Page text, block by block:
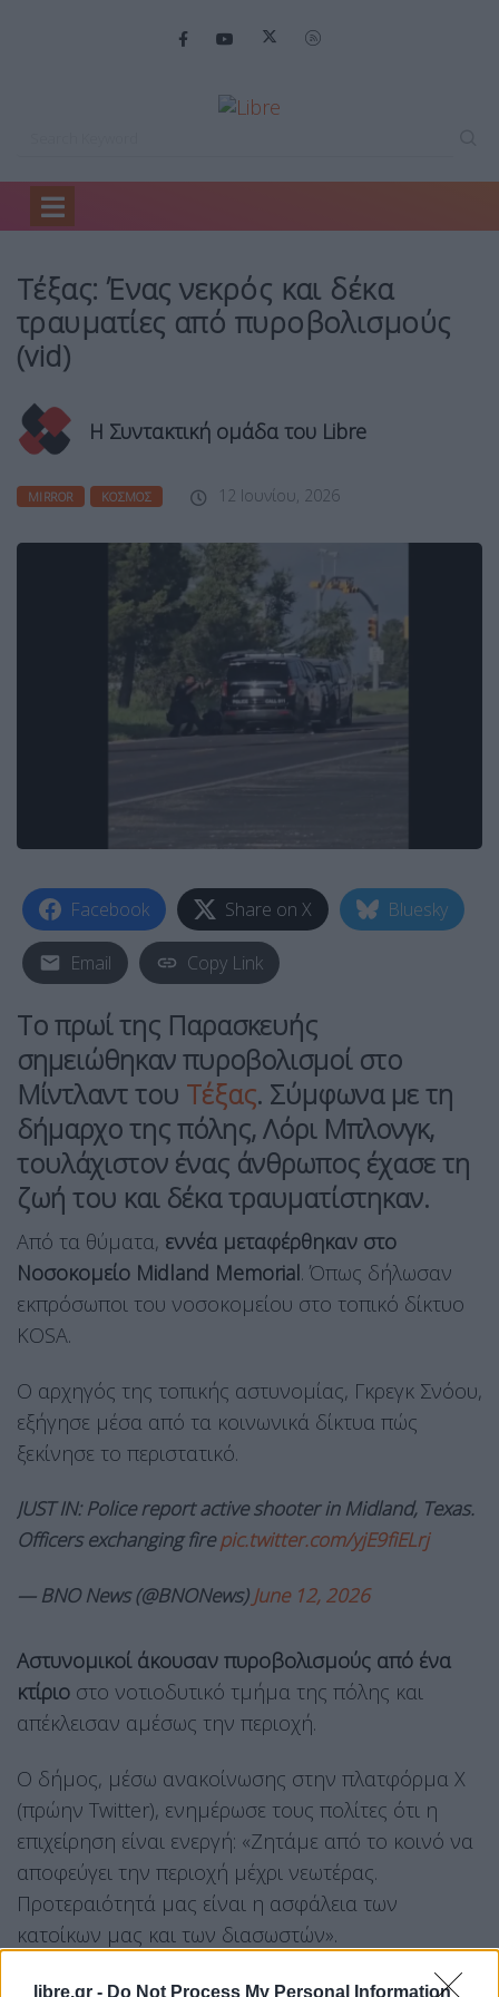
libre.gr - Do Not Process My Personal Information
Home
Τέξας: Ένας νεκρός και δέκα
τραυματίες από πυροβολισμούς
(vid)
Η Συντακτική ομάδα του Libre
MIRROR ΚΌΣΜΟΣ 12 Ιουνίου, 2026
Facebook Share on X Bluesky
Email Copy Link
Το πρωί της Παρασκευής
σημειώθηκαν πυροβολισμοί στο
Μίντλαντ του Τέξας. Σύμφωνα με τη
δήμαρχο της πόλης, Λόρι Μπλονγκ,
τουλάχιστον ένας άνθρωπος έχασε τη
ζωή του και δέκα τραυματίστηκαν.
Από τα θύματα, εννέα μεταφέρθηκαν στο
Νοσοκομείο Midland Memorial. Όπως δήλωσαν
εκπρόσωποι του νοσοκομείου στο τοπικό δίκτυο
KOSA.
Ο αρχηγός της τοπικής αστυνομίας, Γκρεγκ Σνόου,
εξήγησε μέσα από τα κοινωνικά δίκτυα πώς
ξεκίνησε το περιστατικό.
JUST IN: Police report active shooter in Midland, Texas.
Officers exchanging firepic.twitter.com/yjE9fiELrj
— BNO News (@BNONews) June 12, 2026
Αστυνομικοί άκουσαν πυροβολισμούς από ένα
κτίριο στο νοτιοδυτικό τμήμα της πόλης και
απέκλεισαν αμέσως την περιοχή.
Ο δήμος, μέσω ανακοίνωσης στην πλατφόρμα Χ
(πρώην Twitter), ενημέρωσε τους πολίτες ότι η
επιχείρηση είναι ενεργή: «Ζητάμε από το κοινό να
αποφεύγει την περιοχή μέχρι νεωτέρας.
Προτεραιότητά μας είναι η ασφάλεια των
κατοίκων μας και των διασωστών».